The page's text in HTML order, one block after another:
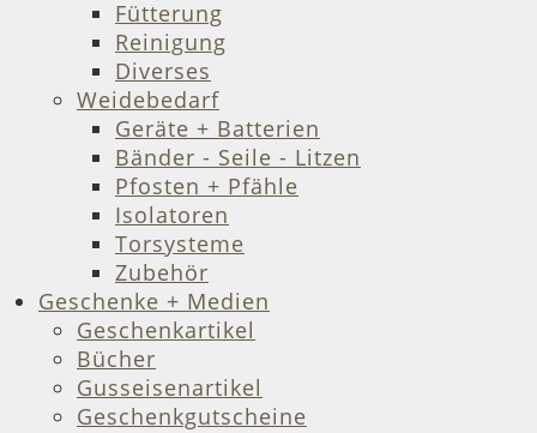
Fütterung
Reinigung
Diverses
Weidebedarf
Geräte + Batterien
Bänder - Seile - Litzen
Pfosten + Pfähle
Isolatoren
Torsysteme
Zubehör
Geschenke + Medien
Geschenkartikel
Bücher
Gusseisenartikel
Geschenkgutscheine